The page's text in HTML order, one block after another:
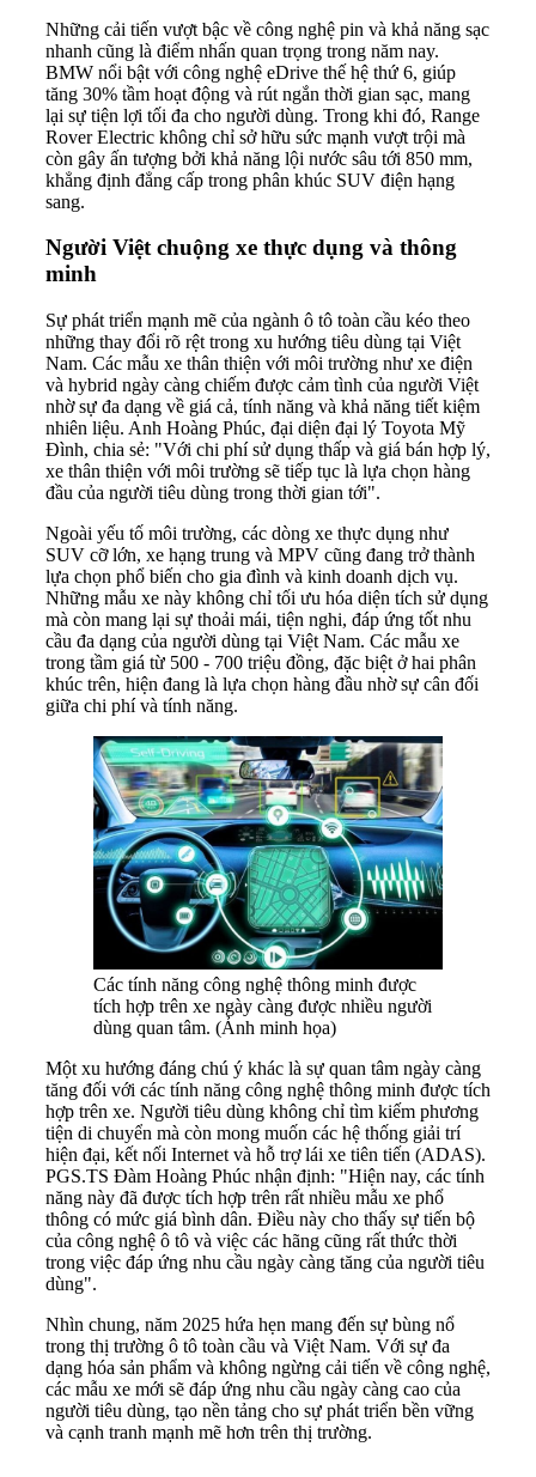
Những cải tiến vượt bậc về công nghệ pin và khả năng sạc
nhanh cũng là điểm nhấn quan trọng trong năm nay.
BMW nổi bật với công nghệ eDrive thế hệ thứ 6, giúp
tăng 30% tầm hoạt động và rút ngắn thời gian sạc, mang
lại sự tiện lợi tối đa cho người dùng. Trong khi đó, Range
Rover Electric không chỉ sở hữu sức mạnh vượt trội mà
còn gây ấn tượng bởi khả năng lội nước sâu tới 850 mm,
khẳng định đẳng cấp trong phân khúc SUV điện hạng
sang.
Người Việt chuộng xe thực dụng và thông
minh
Sự phát triển mạnh mẽ của ngành ô tô toàn cầu kéo theo
những thay đổi rõ rệt trong xu hướng tiêu dùng tại Việt
Nam. Các mẫu xe thân thiện với môi trường như xe điện
và hybrid ngày càng chiếm được cảm tình của người Việt
nhờ sự đa dạng về giá cả, tính năng và khả năng tiết kiệm
nhiên liệu. Anh Hoàng Phúc, đại diện đại lý Toyota Mỹ
Đình, chia sẻ: "Với chi phí sử dụng thấp và giá bán hợp lý,
xe thân thiện với môi trường sẽ tiếp tục là lựa chọn hàng
đầu của người tiêu dùng trong thời gian tới".
Ngoài yếu tố môi trường, các dòng xe thực dụng như
SUV cỡ lớn, xe hạng trung và MPV cũng đang trở thành
lựa chọn phổ biến cho gia đình và kinh doanh dịch vụ.
Những mẫu xe này không chỉ tối ưu hóa diện tích sử dụng
mà còn mang lại sự thoải mái, tiện nghi, đáp ứng tốt nhu
cầu đa dạng của người dùng tại Việt Nam. Các mẫu xe
trong tầm giá từ 500 - 700 triệu đồng, đặc biệt ở hai phân
khúc trên, hiện đang là lựa chọn hàng đầu nhờ sự cân đối
giữa chi phí và tính năng.
Các tính năng công nghệ thông minh được
tích hợp trên xe ngày càng được nhiều người
dùng quan tâm. (Ảnh minh họa)
Một xu hướng đáng chú ý khác là sự quan tâm ngày càng
tăng đối với các tính năng công nghệ thông minh được tích
hợp trên xe. Người tiêu dùng không chỉ tìm kiếm phương
tiện di chuyển mà còn mong muốn các hệ thống giải trí
hiện đại, kết nối Internet và hỗ trợ lái xe tiên tiến (ADAS).
PGS.TS Đàm Hoàng Phúc nhận định: "Hiện nay, các tính
năng này đã được tích hợp trên rất nhiều mẫu xe phổ
thông có mức giá bình dân. Điều này cho thấy sự tiến bộ
của công nghệ ô tô và việc các hãng cũng rất thức thời
trong việc đáp ứng nhu cầu ngày càng tăng của người tiêu
dùng".
Nhìn chung, năm 2025 hứa hẹn mang đến sự bùng nổ
trong thị trường ô tô toàn cầu và Việt Nam. Với sự đa
dạng hóa sản phẩm và không ngừng cải tiến về công nghệ,
các mẫu xe mới sẽ đáp ứng nhu cầu ngày càng cao của
người tiêu dùng, tạo nền tảng cho sự phát triển bền vững
và cạnh tranh mạnh mẽ hơn trên thị trường.